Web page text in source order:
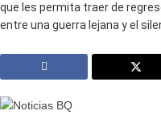
que les permita traer de
entre una guerra lejana y el